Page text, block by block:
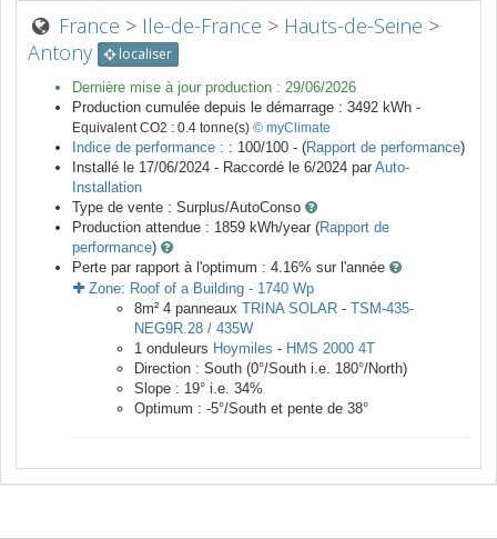
France > Ile-de-France > Hauts-de-Seine >
Antony
localiser
Dernière mise à jour production : 29/06/2026
Production cumulée depuis le démarrage : 3492 kWh -
Equivalent CO2 : 0.4 tonne(s) © myClimate
Indice de performance : : 100/100 - (Rapport de performance)
Installé le 17/06/2024 - Raccordé le 6/2024 par Auto-
Installation
Type de vente : Surplus/AutoConso
Production attendue : 1859 kWh/year (Rapport de
performance)
Perte par rapport à l'optimum : 4.16% sur l'année
Zone: Roof of a Building - 1740 Wp
8m² 4 panneaux TRINA SOLAR - TSM-435-
NEG9R.28 / 435W
1 onduleurs Hoymiles - HMS 2000 4T
Direction : South (0°/South i.e. 180°/North)
Slope : 19° i.e. 34%
Optimum : -5°/South et pente de 38°